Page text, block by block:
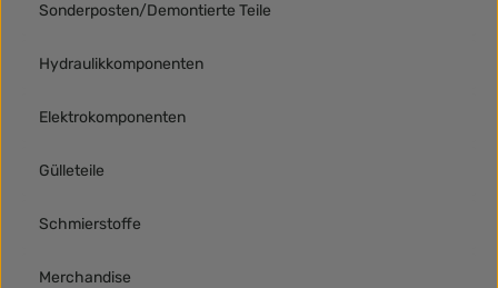
Sonderposten/Demontierte Teile
Hydraulikkomponenten
Elektrokomponenten
Gülleteile
Schmierstoffe
Merchandise